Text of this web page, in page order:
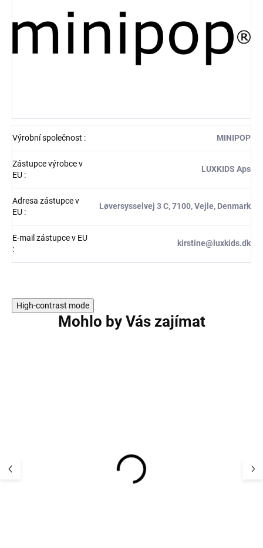
Výrobní společnost : MINIPOP
Zástupce výrobce v
EU :
LUXKIDS Aps
Adresa zástupce v
EU :
Løversysselvej 3 C, 7100, Vejle, Denmark
E-mail zástupce v EU
:
kirstine@luxkids.dk
High-contrast mode
Mohlo by Vás zajímat